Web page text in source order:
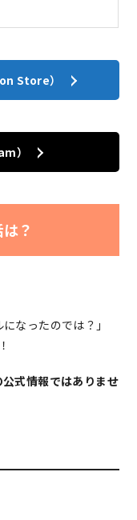
Store）
）
？
なったのでは？」
式情報ではありませ